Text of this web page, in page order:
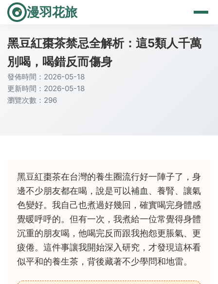
漫羽花旅
黑豆紅棗茶禁忌全解析：這5類人千萬
別喝，喝錯反而傷身
發佈時間：2026-05-18
更新時間：2026-05-18
瀏覽次數：296
黑豆紅棗茶在台灣的養生圈流行好一陣子了，身
邊不少朋友都在喝，說是可以補血、養腎、讓氣
色變好。我自己也煮過好幾回，確實喝完身體感
覺暖呼呼的。但有一次，我煮給一位常覺得身體
沉重的朋友喝，他喝完反而跟我抱怨更脹氣、更
疲倦。這件事讓我開始深入研究，才發現這杯看
似平和的養生茶，背後藏著不少學問和地雷。